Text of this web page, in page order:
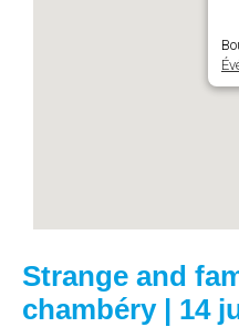
Strange and
chambéry | 14